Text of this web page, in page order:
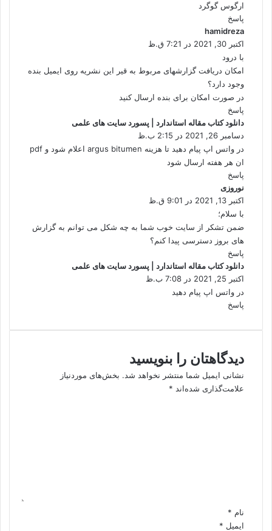
ارگوس گوگرد
پاسخ
hamidreza
ف
:
اکتبر 30, 2021 در 7:21 ق.ظ
با درود
امکان دریافت گزارشهای مربوط به قیر این نشریه روی ایمیل بنده
وجود دارد؟
در صورت امکان برای بنده ارسال کنید
پاسخ
دانلود کتاب مقاله استاندارد | پسورد سایت های علمی
ت
دسامبر 26, 2021 در 2:15 ب.ظ
در واتس اپ پیام دهید تا هزینه argus bitumen اعلام شود و pdf
ان هر هفته ارسال شود
پاسخ
نوروزی
ف
ت
:
اکتبر 13, 2021 در 9:01 ق.ظ
با سلام؛
ضمن تشکر از سایت خوب شما به چه شکل می توانم به گزارش
های بروز دسترسی پیدا کنم؟
پاسخ
دانلود کتاب مقاله استاندارد | پسورد سایت های علمی
اکتبر 25, 2021 در 7:08 ب.ظ
در واتس اپ پیام دهید
پاسخ
دیدگاهتان را بنویسید
نشانی ایمیل شما منتشر نخواهد شد. بخش‌های موردنیاز
علامت‌گذاری شده‌اند *
نام *
ایمیل *